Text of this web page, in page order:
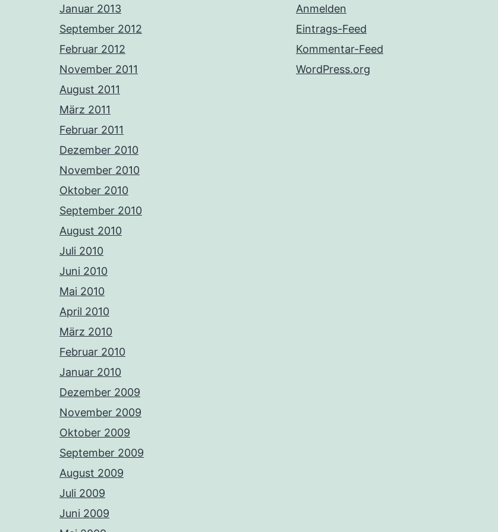
Januar 2013
September 2012
Februar 2012
November 2011
August 2011
März 2011
Februar 2011
Dezember 2010
November 2010
Oktober 2010
September 2010
August 2010
Juli 2010
Juni 2010
Mai 2010
April 2010
März 2010
Februar 2010
Januar 2010
Dezember 2009
November 2009
Oktober 2009
September 2009
August 2009
Juli 2009
Juni 2009
Anmelden
Eintrags-Feed
Kommentar-Feed
WordPress.org